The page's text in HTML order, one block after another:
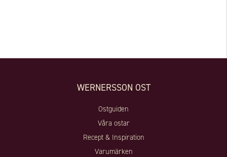
WERNERSSON OST
Ostguiden
Våra ostar
Recept & Inspiration
Varumärken